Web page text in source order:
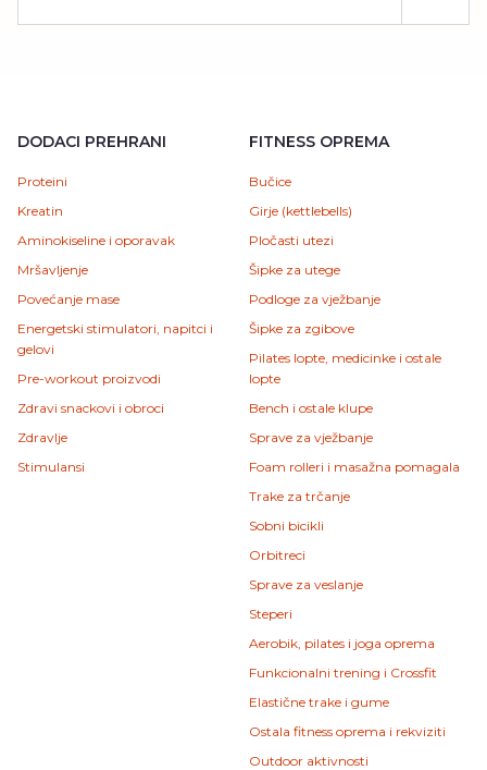
DODACI PREHRANI
Proteini
Kreatin
Aminokiseline i oporavak
Mršavljenje
Povećanje mase
Energetski stimulatori, napitci i
gelovi
Pre-workout proizvodi
Zdravi snackovi i obroci
Zdravlje
Stimulansi
FITNESS OPREMA
Bučice
Girje (kettlebells)
Pločasti utezi
Šipke za utege
Podloge za vježbanje
Šipke za zgibove
Pilates lopte, medicinke i ostale
lopte
Bench i ostale klupe
Sprave za vježbanje
Foam rolleri i masažna pomagala
Trake za trčanje
Sobni bicikli
Orbitreci
Sprave za veslanje
Steperi
Aerobik, pilates i joga oprema
Funkcionalni trening i Crossfit
Elastične trake i gume
Ostala fitness oprema i rekviziti
Outdoor aktivnosti